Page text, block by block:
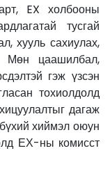
EX холбооны
тусгай
хууль сахиулах,
Мөн цаашилбал,
гэж үзсэн
тохиолдолд
дагаж
хиймэл оюун
ЕХ-ны комисст